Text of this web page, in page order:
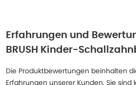
Erfahrungen und
BRUSH Kinder-
Die Produktbewertungen beinhalten
Erfahrungen unserer Kunden. Sie sind